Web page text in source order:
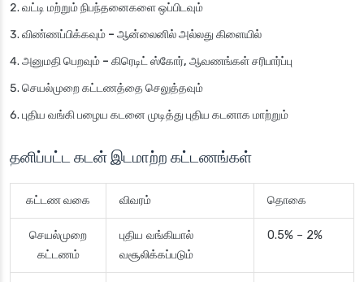
வட்டி மற்றும் நிபந்தனைகளை ஒப்பிடவும்
விண்ணப்பிக்கவும் – ஆன்லைனில் அல்லது கிளையில்
அனுமதி பெறவும் – கிரெடிட் ஸ்கோர், ஆவணங்கள் சரிபார்ப்பு
செயல்முறை கட்டணத்தை செலுத்தவும்
புதிய வங்கி பழைய கடனை முடித்து புதிய கடனாக மாற்றும்
தனிப்பட்ட கடன் இடமாற்ற கட்டணங்கள்
கட்டண வகை விவரம் தொகை
செயல்முறை
கட்டணம்
புதிய வங்கியால்
வசூலிக்கப்படும்
0.5% – 2%